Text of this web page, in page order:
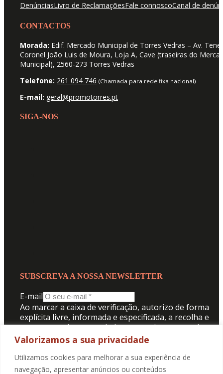
Valorizamos a sua privacidade
Utilizamos cookies para melhorar a sua experiência de
navegação, apresentar anúncios ou conteúdos
DenúnciasLivro de ReclamaçõesFale connoscoCanal de
CONTACTOS
Morada: Edif. Mercado Municipal de Torres Vedras – Av.
Coronel João Luis de Moura, Loja A, Cave (traseiras do
Municipal), 2560-273 Torres Vedras
Telefone: 261 094 746 (Chamada para rede fixa nacional)
E-mail: geral@promotorres.pt
SIGA-NOS
SUBSCREVA A NOSSA NEWSLETTER
E-mail
Ao marcar a caixa de verificação, autorizo de forma
explícita livre, informada e especificada, a recolha e
tratamento dos meus dados pessoais para receber
comunicação da Promotorres:
Aceito a Politica de Privacidade.